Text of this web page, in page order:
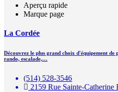
Aperçu rapide
Marque page
La Cordée
Découvrez le plus grand choix d'équipement
rando, escalade,…
(514) 528-3546
2159 Rue Sainte-Catherine